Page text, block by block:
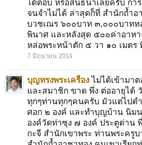
ได้ตอบ หรือสนธนาเลยครับ กา
จนจำไม่ได้ ล่าสุดก็ที่ สำนักถ้ำ
บวชเณร ๖๐๐บาท ๓,๐๐๐บาทห
พินาศ และหลังสุด ๕๐๐ค่าอาหา
หล่อพระหน้าตัก ๕ วา ๑๐ เมตร
7 มิถุนายน 2014
บุญทรงพระเครื่อง ไม่ได้เข้ามา
และสมาชิก ขาด พึ่ง ต่ออายุได้
ทุกๆท่านทุกๆคนครับ มัวแต่ไปด
ศอก ๒ องค์ และทำบุญบ้าน นิม
องค์วัดท่าซุง ๗ องค์ ประตูด่าน
กะจี สำนักเขาพระ ท่านพระครู